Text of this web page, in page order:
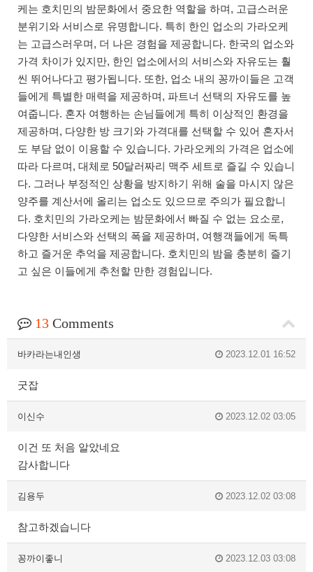
케는 호치민의 밤문화에서 중요한 역할을 하며, 고급스러운
분위기와 서비스로 유명합니다. 특히 한인 업소의 가라오케
는 고급스러우며, 더 나은 경험을 제공합니다. 한국의 업소와
가격 차이가 있지만, 한인 업소에서의 서비스와 자유도는 훨
씬 뛰어나다고 평가됩니다. 또한, 업소 내의 꽁까이들은 고객
들에게 특별한 매력을 제공하며, 파트너 선택의 자유도를 높
여줍니다. 혼자 여행하는 손님들에게 특히 이상적인 환경을
제공하며, 다양한 방 크기와 가격대를 선택할 수 있어 혼자서
도 부담 없이 이용할 수 있습니다. 가라오케의 가격은 업소에
따라 다르며, 대체로 50달러짜리 맥주 세트로 즐길 수 있습니
다. 그러나 부정적인 상황을 방지하기 위해 술을 마시지 않은
양주를 계산서에 올리는 업소도 있으므로 주의가 필요합니
다. 호치민의 가라오케는 밤문화에서 빠질 수 없는 요소로,
다양한 서비스와 선택의 폭을 제공하며, 여행객들에게 독특
하고 즐거운 추억을 제공합니다. 호치민의 밤을 충분히 즐기
고 싶은 이들에게 추천할 만한 경험입니다.
13 Comments
바카라는내인생 2023.12.01 16:52
굿잡
이신수 2023.12.02 03:05
이건 또 처음 알았네요
감사합니다
김용두 2023.12.02 03:08
참고하겠습니다
꽁까이좋니 2023.12.03 03:08